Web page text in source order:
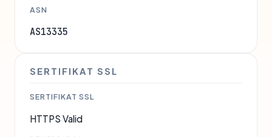
ASN
AS13335
SERTIFIKAT SSL
SERTIFIKAT SSL
HTTPS Valid